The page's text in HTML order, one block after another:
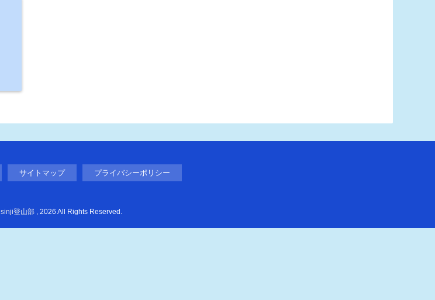
サイトマップ プライバシーポリシー
sinji登山部, 2026 All Rights Reserved.